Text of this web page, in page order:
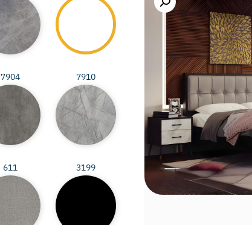
7910
7904
3199
611